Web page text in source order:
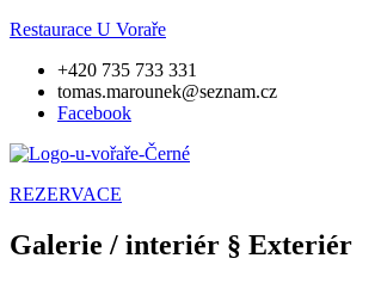
Restaurace U Voraře
+420 735 733 331
tomas.marounek@seznam.cz
Facebook
REZERVACE
Galerie / interiér § Exteriér